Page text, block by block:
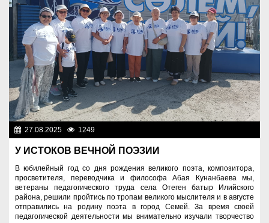
27.08.2025 1249
У ИСТОКОВ ВЕЧНОЙ ПОЭЗИИ
В юбилейный год со дня рождения великого поэта, композитора,
просветителя, переводчика и философа Абая Кунанбаева мы,
ветераны педагогического труда села Отеген батыр Илийского
района, решили пройтись по тропам великого мыслителя и в августе
отправились на родину поэта в город Семей. За время своей
педагогической деятельности мы внимательно изучали творчество